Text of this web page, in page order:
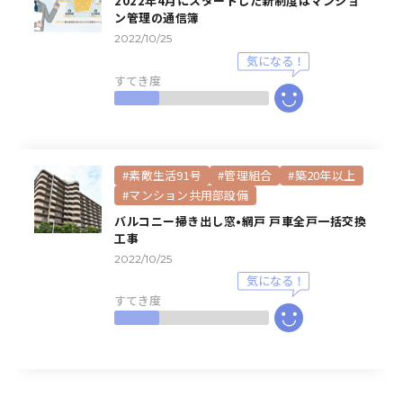
2022/10/25
ン管理の通信簿
すてき度
2022/10/25
バルコニー掃き出し窓•網戸 戸車全戸一括交換
工事
#素敵生活91号 #管理組合
#築20年以上
#マンション共用部設備
すてき度